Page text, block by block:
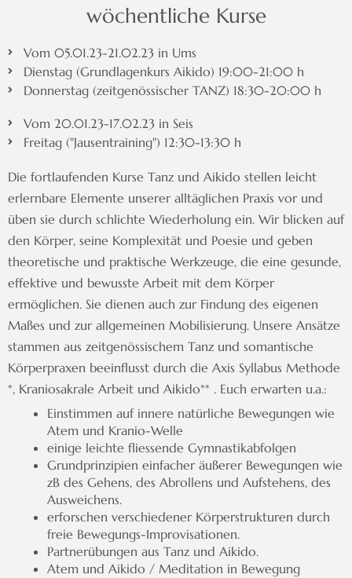
wöchentliche Kurse
Vom 05.01.23-21.02.23 in Ums
Dienstag (Grundlagenkurs Aikido) 19:00-21:00 h
Donnerstag (zeitgenössischer TANZ) 18:30-20:00 h
Vom 20.01.23-17.02.23 in Seis
Freitag ("Jausentraining") 12:30-13:30 h
Die fortlaufenden Kurse Tanz und Aikido stellen leicht
erlernbare Elemente unserer alltäglichen Praxis vor und
üben sie durch schlichte Wiederholung ein. Wir blicken auf
den Körper, seine Komplexität und Poesie und geben
theoretische und praktische Werkzeuge, die eine gesunde,
effektive und bewusste Arbeit mit dem Körper
ermöglichen. Sie dienen auch zur Findung des eigenen
Maßes und zur allgemeinen Mobilisierung. Unsere Ansätze
stammen aus zeitgenössischem Tanz und somantische
Körperpraxen beeinflusst durch die Axis Syllabus Methode
*, Kraniosakrale Arbeit und Aikido** . Euch erwarten u.a.:
Einstimmen auf innere natürliche Bewegungen wie
Atem und Kranio-Welle
einige leichte fliessende Gymnastikabfolgen
Grundprinzipien einfacher äußerer Bewegungen wie
zB des Gehens, des Abrollens und Aufstehens, des
Ausweichens.
erforschen verschiedener Körperstrukturen durch
freie Bewegungs-Improvisationen.
Partnerübungen aus Tanz und Aikido.
Atem und Aikido / Meditation in Bewegung